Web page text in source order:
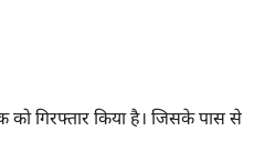
गिरफ्तार किया है। जिसके पास से